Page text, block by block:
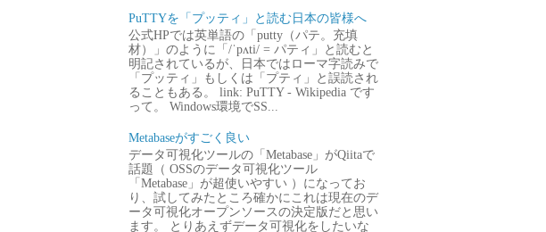
PuTTYを「プッティ」と読む日本の皆様へ
公式HPでは英単語の「putty（パテ。充填
材）」のように「/ˈpʌti/ = パティ」と読むと
明記されているが、日本ではローマ字読みで
「プッティ」もしくは「プティ」と誤読され
ることもある。 link: PuTTY - Wikipedia です
って。 Windows環境でSS...
Metabaseがすごく良い
データ可視化ツールの「Metabase」がQiitaで
話題（ OSSのデータ可視化ツール
「Metabase」が超使いやすい ）になってお
り、試してみたところ確かにこれは現在のデ
ータ可視化オープンソースの決定版だと思い
ます。 とりあえずデータ可視化をしたいな